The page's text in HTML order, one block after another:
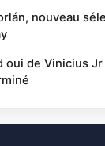
nouveau
oui de Vinicius